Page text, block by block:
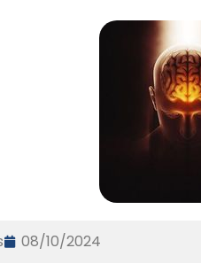
08/10/2024